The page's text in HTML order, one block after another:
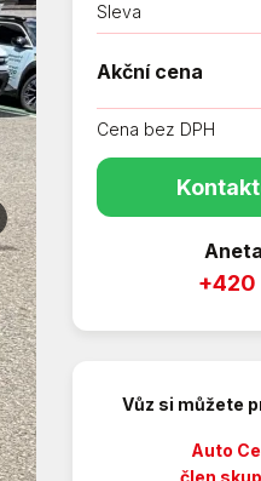
Sleva
Akční cena
Cena bez DPH
+420
Vůz si můžete
Auto
člen